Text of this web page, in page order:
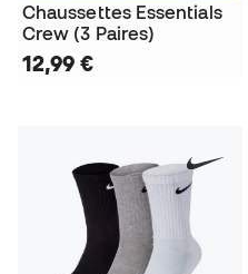
Chaussettes Essentials
Crew (3 Paires)
12,99 €